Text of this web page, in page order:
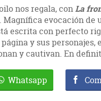
nos regala, con La
Magnífica evocación de
escrita con perfecto
página y sus
y cautivan. En
Whatsapp